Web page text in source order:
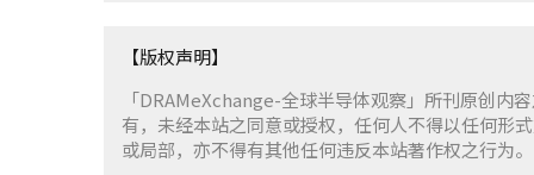
【版权声明】
「DRAMeXchange-全球半导体观察」所刊原创内
有，未经本站之同意或授权，任何人不得以任何形
或局部，亦不得有其他任何违反本站著作权之行为。